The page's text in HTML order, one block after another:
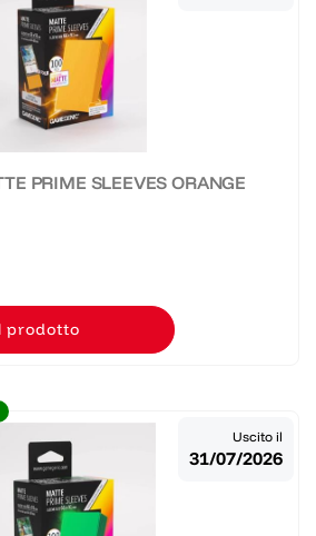
PRIME SLEEVES ORANGE
prodotto
Uscito il
31/07/2026